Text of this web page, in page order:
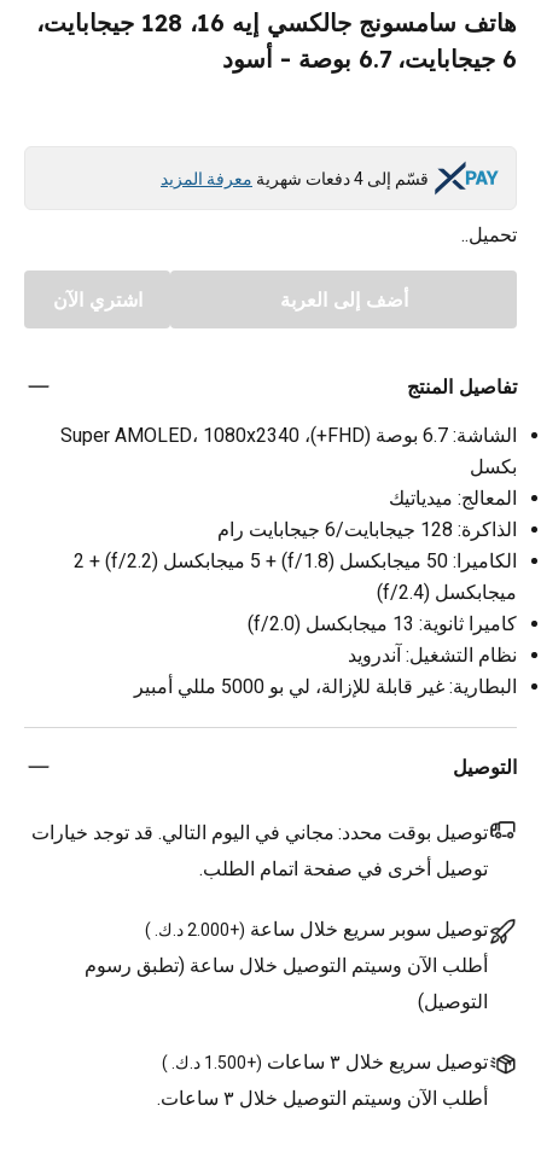
هاتف سامسونج جالكسي إيه 16، 128 جيجابايت،
6 جيجابايت، 6.7 بوصة - أسود
قسّم إلى 4 دفعات شهرية معرفة المزيد
تحميل..
أضف إلى العربة اشتري الآن
تفاصيل المنتج
الشاشة: 6.7 بوصة (FHD+)، Super AMOLED، 1080x2340
بكسل
المعالج: ميدياتيك
الذاكرة: 128 جيجابايت/6 جيجابايت رام
الكاميرا: 50 ميجابكسل (f/1.8) + 5 ميجابكسل (f/2.2) + 2
ميجابكسل (f/2.4)
كاميرا ثانوية: 13 ميجابكسل (f/2.0)
نظام التشغيل: آندرويد
البطارية: غير قابلة للإزالة، لي بو 5000 مللي أمبير
التوصيل
توصيل بوقت محدد: مجاني في اليوم التالي. قد توجد خيارات
توصيل أخرى في صفحة اتمام الطلب.
توصيل سوبر سريع خلال ساعة (+2.000 د.ك. )
أطلب الآن وسيتم التوصيل خلال ساعة (تطبق رسوم
التوصيل)
توصيل سريع خلال ٣ ساعات (+1.500 د.ك. )
أطلب الآن وسيتم التوصيل خلال ٣ ساعات.